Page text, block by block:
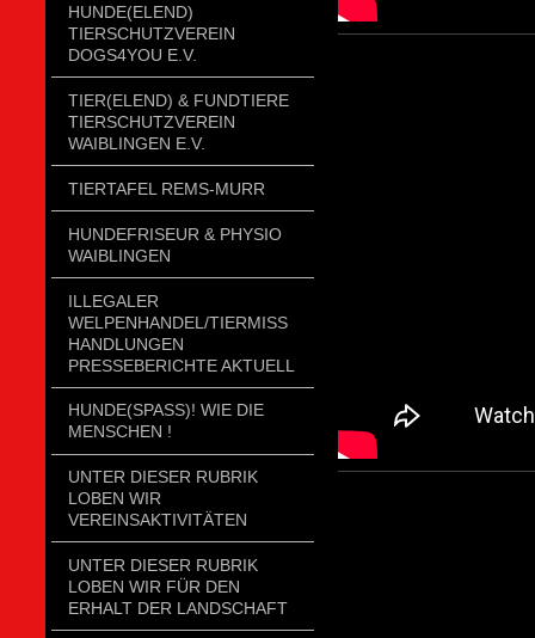
HUNDE(ELEND)
TIERSCHUTZVEREIN
DOGS4YOU E.V.
TIER(ELEND) & FUNDTIERE
TIERSCHUTZVEREIN
WAIBLINGEN E.V.
TIERTAFEL REMS-MURR
HUNDEFRISEUR & PHYSIO
WAIBLINGEN
ILLEGALER
WELPENHANDEL/TIERMISSH
ANDLUNGEN P
RESSEBERICHTE AKTUELL
HUNDE(SPASS)! WIE DIE
MENSCHEN !
UNTER DIESER RUBRIK
LOBEN WIR
VEREINSAKTIVITÄTEN
UNTER DIESER RUBRIK
LOBEN WIR FÜR DEN
ERHALT DER LANDSCHAFT